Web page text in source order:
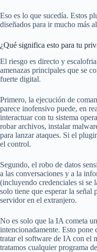
Eso es lo que sucedía. Estos
diseñados para ir mucho más
¿Qué significa esto para tu
El riesgo es directo y
amenazas principales que se
fuerte digital.
Primero, la ejecución de
parece inofensivo puede, en
interactuar con tu sistema
robar archivos, instalar
para lanzar ataques. Si el
el control.
Segundo, el robo de datos
a las conversaciones y a la
(incluyendo credenciales si se
solo tiene que esperar la señal
servidor en el extranjero.
No es solo que la IA cometa
intencionadamente. Esto pone
tratar el software de IA con el
tratamos cualquier programa